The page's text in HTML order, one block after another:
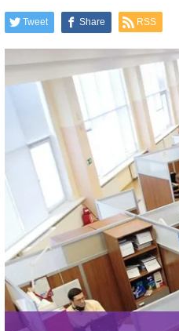
Tweet Share RSS